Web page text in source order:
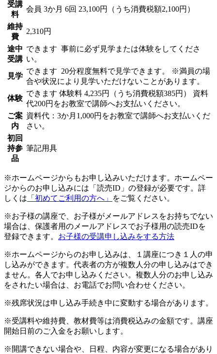
受講
料
会員 3か月 6回 23,100円（うち消費税額2,100円）
維持
費
2,310円
途中
受講
できます 事前に必ず見学または体験をしてくださ
い。
見学
できます 20分程度無料で見学できます。 ※満員の場
合や状況により見学いただけないことがあります。
体験
できます 体験料 4,235円（うち消費税額385円） 資料
代200円をお教室で講師へお支払いください。
ご案
内
資料代：3か月1,000円をお教室で講師へお支払いくだ
さい。
初回
持参
品
筆記用具
※ホームページからもお申し込みいただけます。ホームペー
ジからのお申し込みには「読売ID」の登録が必要です。詳
しくは 「初めてご利用の方へ」 をご覧ください。
※お子様の講座で、お子様がメールアドレスをお持ちでない
場合は、保護者用のメールアドレスでお子様用の読売IDを
登録できます。 お子様の受講申し込みをする方法
※ホームページからのお申し込みは、１講座につき１人の申
し込みができます。代表者の方が複数人分の申し込みはでき
ません。各人でお申し込みください。複数人分のお申し込み
をされたい場合は、お電話でお問い合わせください。
※残席状況は申し込み手続き中に変動する場合があります。
※受講料や維持費、教材費等は消費税込みの金額です。講座
開始日前のご入金をお願いします。
※開講できない場合や、日程、内容が変更になる場合があり